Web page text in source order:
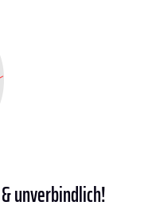
unverbindlich!